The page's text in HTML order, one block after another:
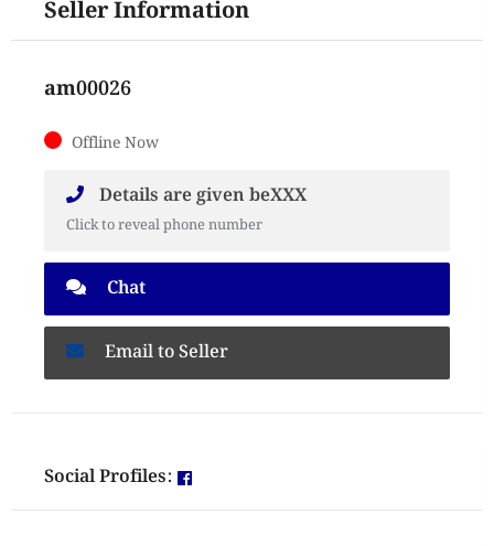
Seller Information
am00026
Offline Now
Details are given beXXX
Click to reveal phone number
Chat
Email to Seller
Social Profiles: